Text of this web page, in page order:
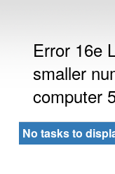
Error 16e
smaller
computer
No tasks to